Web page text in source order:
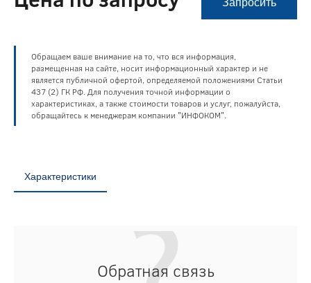
Запросить
Обращаем ваше внимание на то, что вся информация,
размещенная на сайте, носит информационный характер и не
является публичной офертой, определяемой положениями Статьи
437 (2) ГК РФ. Для получения точной информации о
характеристиках, а также стоимости товаров и услуг, пожалуйста,
обращайтесь к менеджерам компании "ИНФОКОМ".
Характеристики
Обратная связь